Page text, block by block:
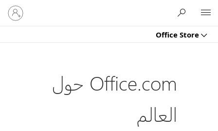
Office Store
تسجيل
الدخول
إلى
Office.com حول
العالم